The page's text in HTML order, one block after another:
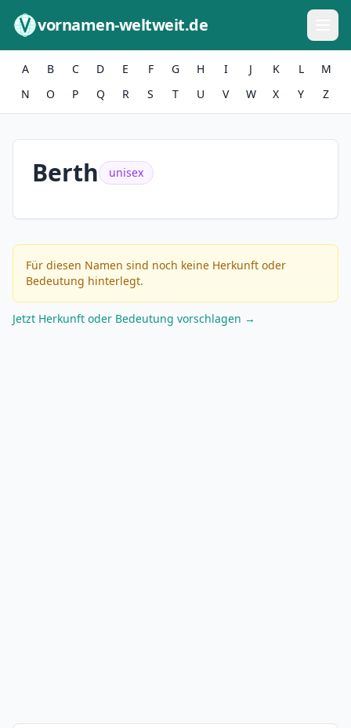
vornamen-weltweit.de
A B C D E F G H I J K L
M
N
O P Q R S T U V W X Y Z
Berth unisex
Für diesen Namen sind noch keine Herkunft oder
Bedeutung hinterlegt.
Jetzt Herkunft oder Bedeutung vorschlagen →